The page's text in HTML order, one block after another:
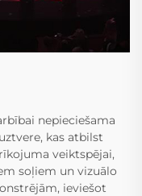
nepieciešama
kas atbilst
veiktspējai,
soļiem un vizuālo
ieviešot